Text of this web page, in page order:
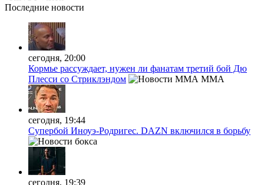
Последние новости
сегодня, 20:00
Кормье рассуждает, нужен ли фанатам третий бой Дю
Плесси со Стриклэндом
MMA
сегодня, 19:44
Супербой Иноуэ-Родригес. DAZN включился в борьбу
сегодня, 19:39